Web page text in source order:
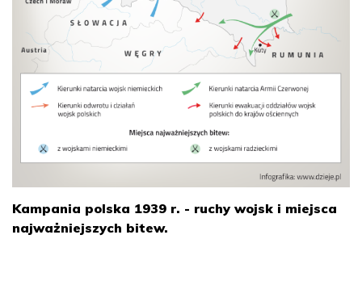
Kampania polska 1939 r. - ruchy wojsk i miejsca
najważniejszych bitew.